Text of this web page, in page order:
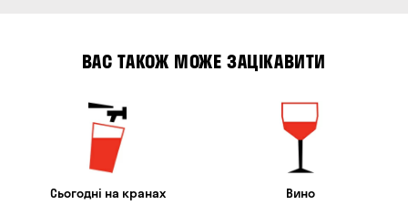
ВАС ТАКОЖ МОЖЕ ЗАЦІКАВИТИ
Сьогодні на кранах Вино